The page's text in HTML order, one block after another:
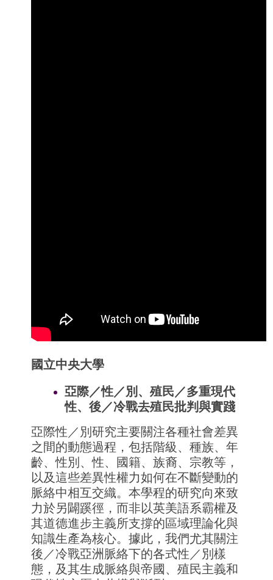
國立中央大學
亞際／性／別、殖民／多重現代
性、後／冷戰去殖民批判與實踐
亞際性／別研究主要關注各種社會差異
之間的動態過程，包括階級、種族、年
齡、性別、性、國籍、族裔、宗教等，
以及這些差異性權力如何在不斷變動的
脈絡中相互交織。本學程的研究向來致
力於另闢蹊徑，而非以英美語系霸權及
其道德進步主義所支撐的區域理論化與
知識生產為核心。據此，我們尤其關注
後／冷戰亞洲脈絡下的各式性／ 別樣
態，及其生成脈絡與帝國、殖民主義和